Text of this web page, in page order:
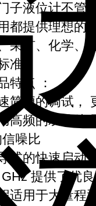
子液位计不管
都提供理想的
采矿、化学、
准。
特点 ：
简便的调试，
高频的双核处
噪比
式的快速启动
提供了优
适用于大量程